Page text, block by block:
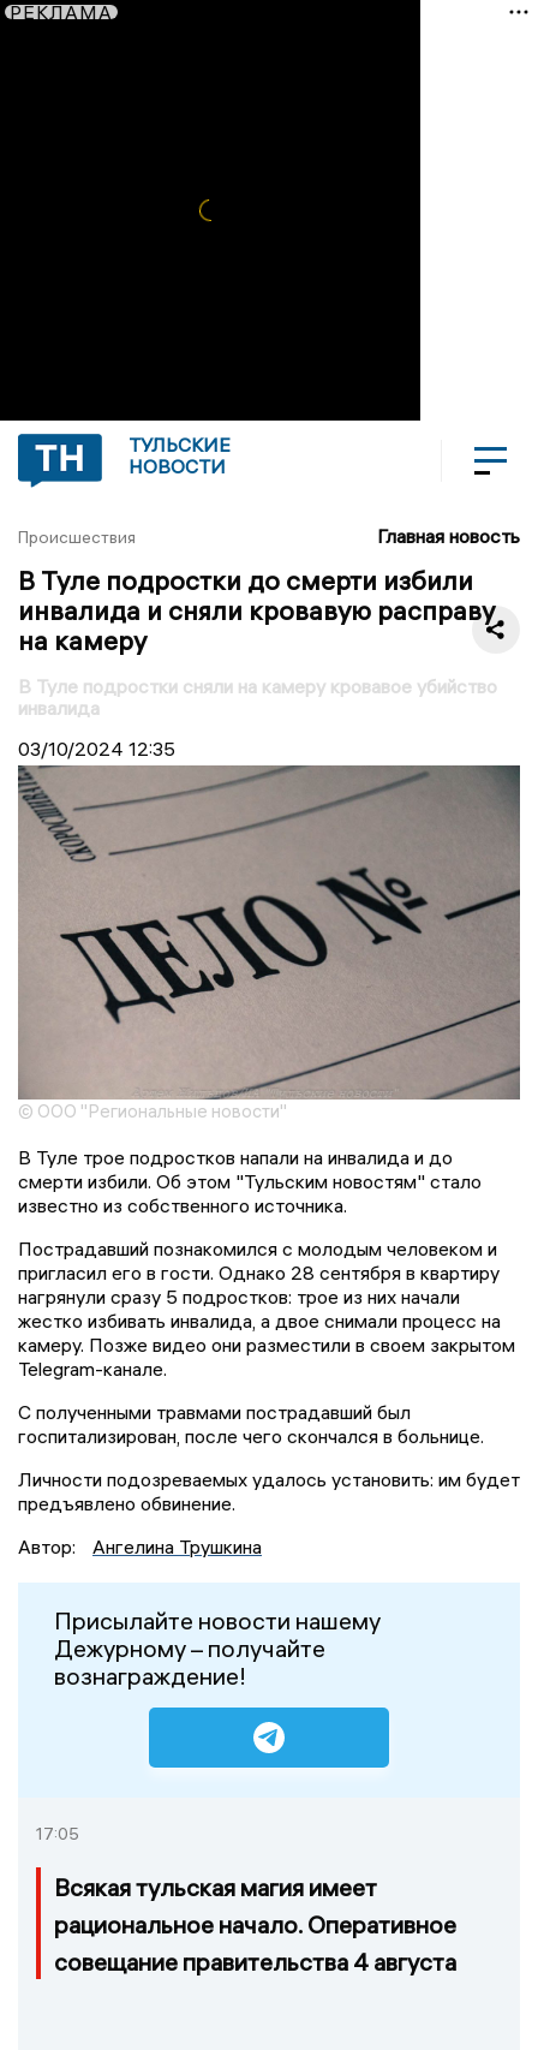
РЕКЛАМА
ТУЛЬСКИЕ
НОВОСТИ
Происшествия Главная новость
В Туле подростки до смерти избили
инвалида и сняли кровавую расправу
на камеру
В Туле подростки сняли на камеру кровавое убийство
инвалида
03/10/2024 12:35
© ООО "Региональные новости"
В Туле трое подростков напали на инвалида и до
смерти избили. Об этом "Тульским новостям" стало
известно из собственного источника.
Пострадавший познакомился с молодым человеком и
пригласил его в гости. Однако 28 сентября в квартиру
нагрянули сразу 5 подростков: трое из них начали
жестко избивать инвалида, а двое снимали процесс на
камеру. Позже видео они разместили в своем закрытом
Telegram-канале.
С полученными травмами пострадавший был
госпитализирован, после чего скончался в больнице.
Личности подозреваемых удалось установить: им будет
предъявлено обвинение.
Автор:
Ангелина Трушкина
Присылайте новости нашему
Дежурному – получайте
вознаграждение!
17:05
Всякая тульская магия имеет
рациональное начало. Оперативное
совещание правительства 4 августа